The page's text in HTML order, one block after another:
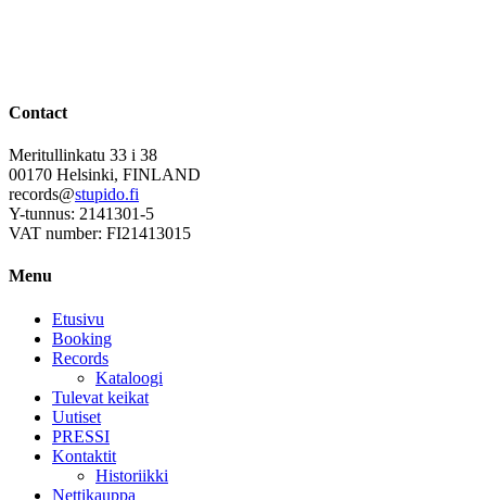
Contact
Meritullinkatu 33 i 38
00170 Helsinki, FINLAND
records@stupido.fi
Y-tunnus: 2141301-5
VAT number: FI21413015
Menu
Etusivu
Booking
Records
Kataloogi
Tulevat keikat
Uutiset
PRESSI
Kontaktit
Historiikki
Nettikauppa